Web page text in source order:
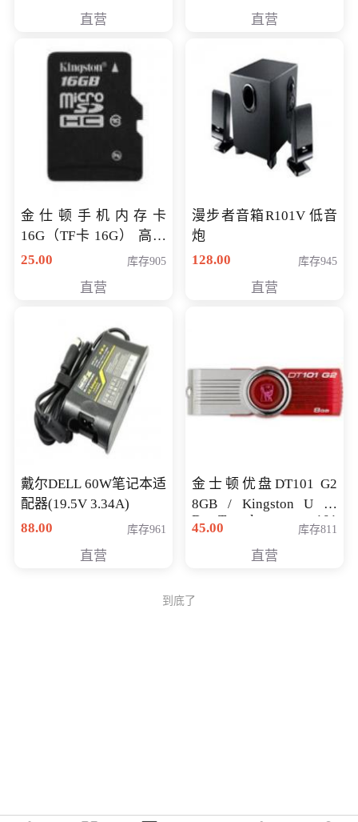
直营 直营
金仕顿手机内存卡
16G（TF卡 16G） 高速
卡 CLASS 10
25.00 库存905
直营
漫步者音箱R101V 低音
炮
128.00
库存945
直营
戴尔DELL 60W笔记本适
配器(19.5V 3.34A)
88.00
库存961
直营
金士顿优盘DT101 G2
8GB / Kingston U 盘
DataTraveler 101
Generati
45.00 库存811
直营
到底了